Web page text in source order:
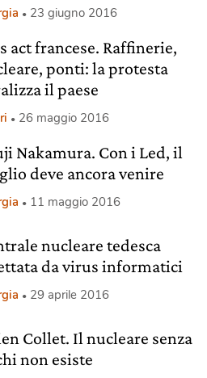
23 giugno 2016
act francese. Raffinerie,
ponti: la protesta
il paese
26 maggio 2016
Nakamura. Con i Led, il
deve ancora venire
11 maggio 2016
nucleare tedesca
da virus informatici
29 aprile 2016
Collet. Il nucleare senza
non esiste